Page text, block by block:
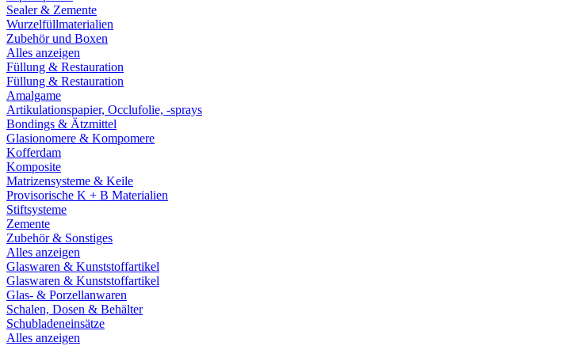
Sealer & Zemente
Wurzelfüllmaterialien
Zubehör und Boxen
Alles anzeigen
Füllung & Restauration
Füllung & Restauration
Amalgame
Artikulationspapier, Occlufolie, -sprays
Bondings & Ätzmittel
Glasionomere & Kompomere
Kofferdam
Komposite
Matrizensysteme & Keile
Provisorische K + B Materialien
Stiftsysteme
Zemente
Zubehör & Sonstiges
Alles anzeigen
Glaswaren & Kunststoffartikel
Glaswaren & Kunststoffartikel
Glas- & Porzellanwaren
Schalen, Dosen & Behälter
Schubladeneinsätze
Alles anzeigen